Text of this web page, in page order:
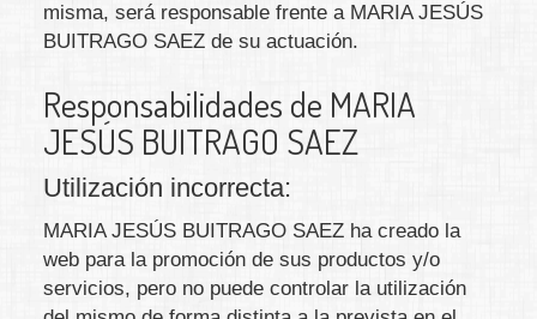
misma, será responsable frente a MARIA JESÚS
BUITRAGO SAEZ de su actuación.
Responsabilidades de MARIA
JESÚS BUITRAGO SAEZ
Utilización incorrecta:
MARIA JESÚS BUITRAGO SAEZ ha creado la
web para la promoción de sus productos y/o
servicios, pero no puede controlar la utilización